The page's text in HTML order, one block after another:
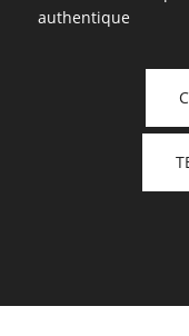
authentique